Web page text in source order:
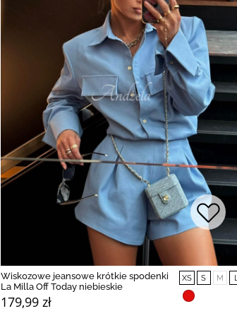
Wiskozowe jeansowe krótkie spodenki
La Milla Off Today niebieskie
179,99 zł
XS S M L